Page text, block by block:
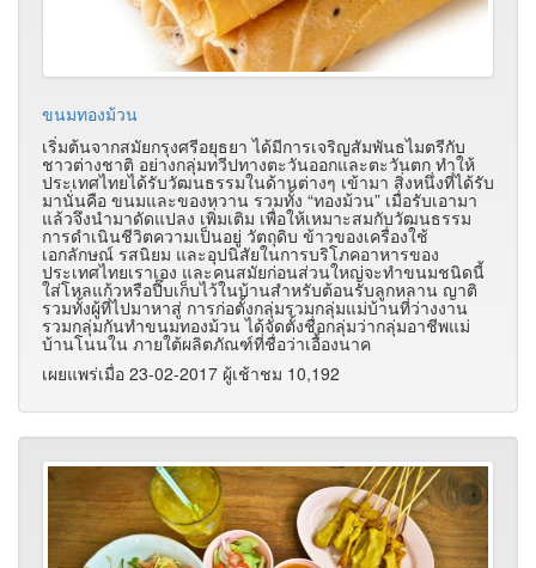
ขนมทองม้วน
เริ่มต้นจากสมัยกรุงศรีอยุธยา ได้มีการเจริญสัมพันธไมตรีกับ
ชาวต่างชาติ อย่างกลุ่มทวีปทางตะวันออกและตะวันตก ทำให้
ประเทศไทยได้รับวัฒนธรรมในด้านต่างๆ เข้ามา สิ่งหนึ่งที่ได้รับ
มานั่นคือ ขนมและของหวาน รวมทั้ง “ทองม้วน” เมื่อรับเอามา
แล้วจึงนำมาดัดแปลง เพิ่มเติม เพื่อให้เหมาะสมกับวัฒนธรรม
การดำเนินชีวิตความเป็นอยู่ วัตถุดิบ ข้าวของเครื่องใช้
เอกลักษณ์ รสนิยม และอุปนิสัยในการบริโภคอาหารของ
ประเทศไทยเราเอง และคนสมัยก่อนส่วนใหญ่จะทำขนมชนิดนี้
ใส่โหลแก้วหรือปี๊บเก็บไว้ในบ้านสำหรับต้อนรับลูกหลาน ญาติ
รวมทั้งผู้ที่ไปมาหาสู่ การก่อตั้งกลุ่มรวมกลุ่มแม่บ้านที่ว่างงาน
รวมกลุ่มกันทำขนมทองม้วน ได้จัดตั้งชื่อกลุ่มว่ากลุ่มอาชีพแม่
บ้านโนนใน ภายใต้ผลิตภัณฑ์ที่ชื่อว่าเอื้องนาค
เผยแพร่เมื่อ 23-02-2017 ผู้เช้าชม 10,192